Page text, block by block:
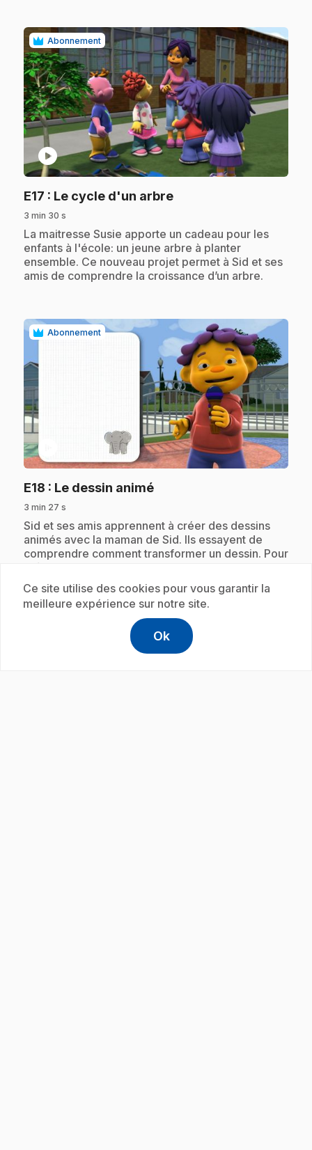
Abonnement
play_circle
E17 : Le cycle d'un arbre.
3 min 30 s
.La maitresse Susie apporte un cadeau pour les
enfants à l'école: un jeune arbre à planter
ensemble. Ce nouveau projet permet à Sid et ses
amis de comprendre la croissance d’un arbre.
Abonnement
play_circle
E18 : Le dessin animé.
3 min 27 s
.Sid et ses amis apprennent à créer des dessins
animés avec la maman de Sid. Ils essayent de
comprendre comment transformer un dessin. Pour
créer un mouvement, il faut d'abord le
décomposer.
Ce site utilise des cookies pour vous garantir la
meilleure expérience sur notre site.
Ok